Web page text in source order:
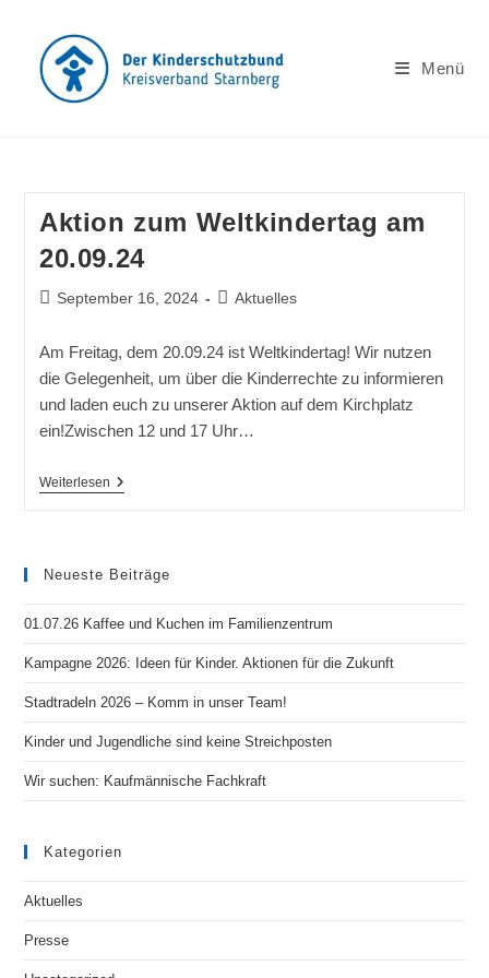
springen
Menü
Aktion zum Weltkindertag am
20.09.24
Beitrag
September 16, 2024
Beitrags-
Aktuelles
Am Freitag, dem 20.09.24 ist Weltkindertag! Wir nutzen
die Gelegenheit, um über die Kinderrechte zu informieren
und laden euch zu unserer Aktion auf dem Kirchplatz
ein!Zwischen 12 und 17 Uhr…
WeiterlesenAktion
Neueste Beiträge
01.07.26 Kaffee und Kuchen im Familienzentrum
Kampagne 2026: Ideen für Kinder. Aktionen für die Zukunft
Stadtradeln 2026 – Komm in unser Team!
Kinder und Jugendliche sind keine Streichposten
Wir suchen: Kaufmännische Fachkraft
Kategorien
Aktuelles
Presse